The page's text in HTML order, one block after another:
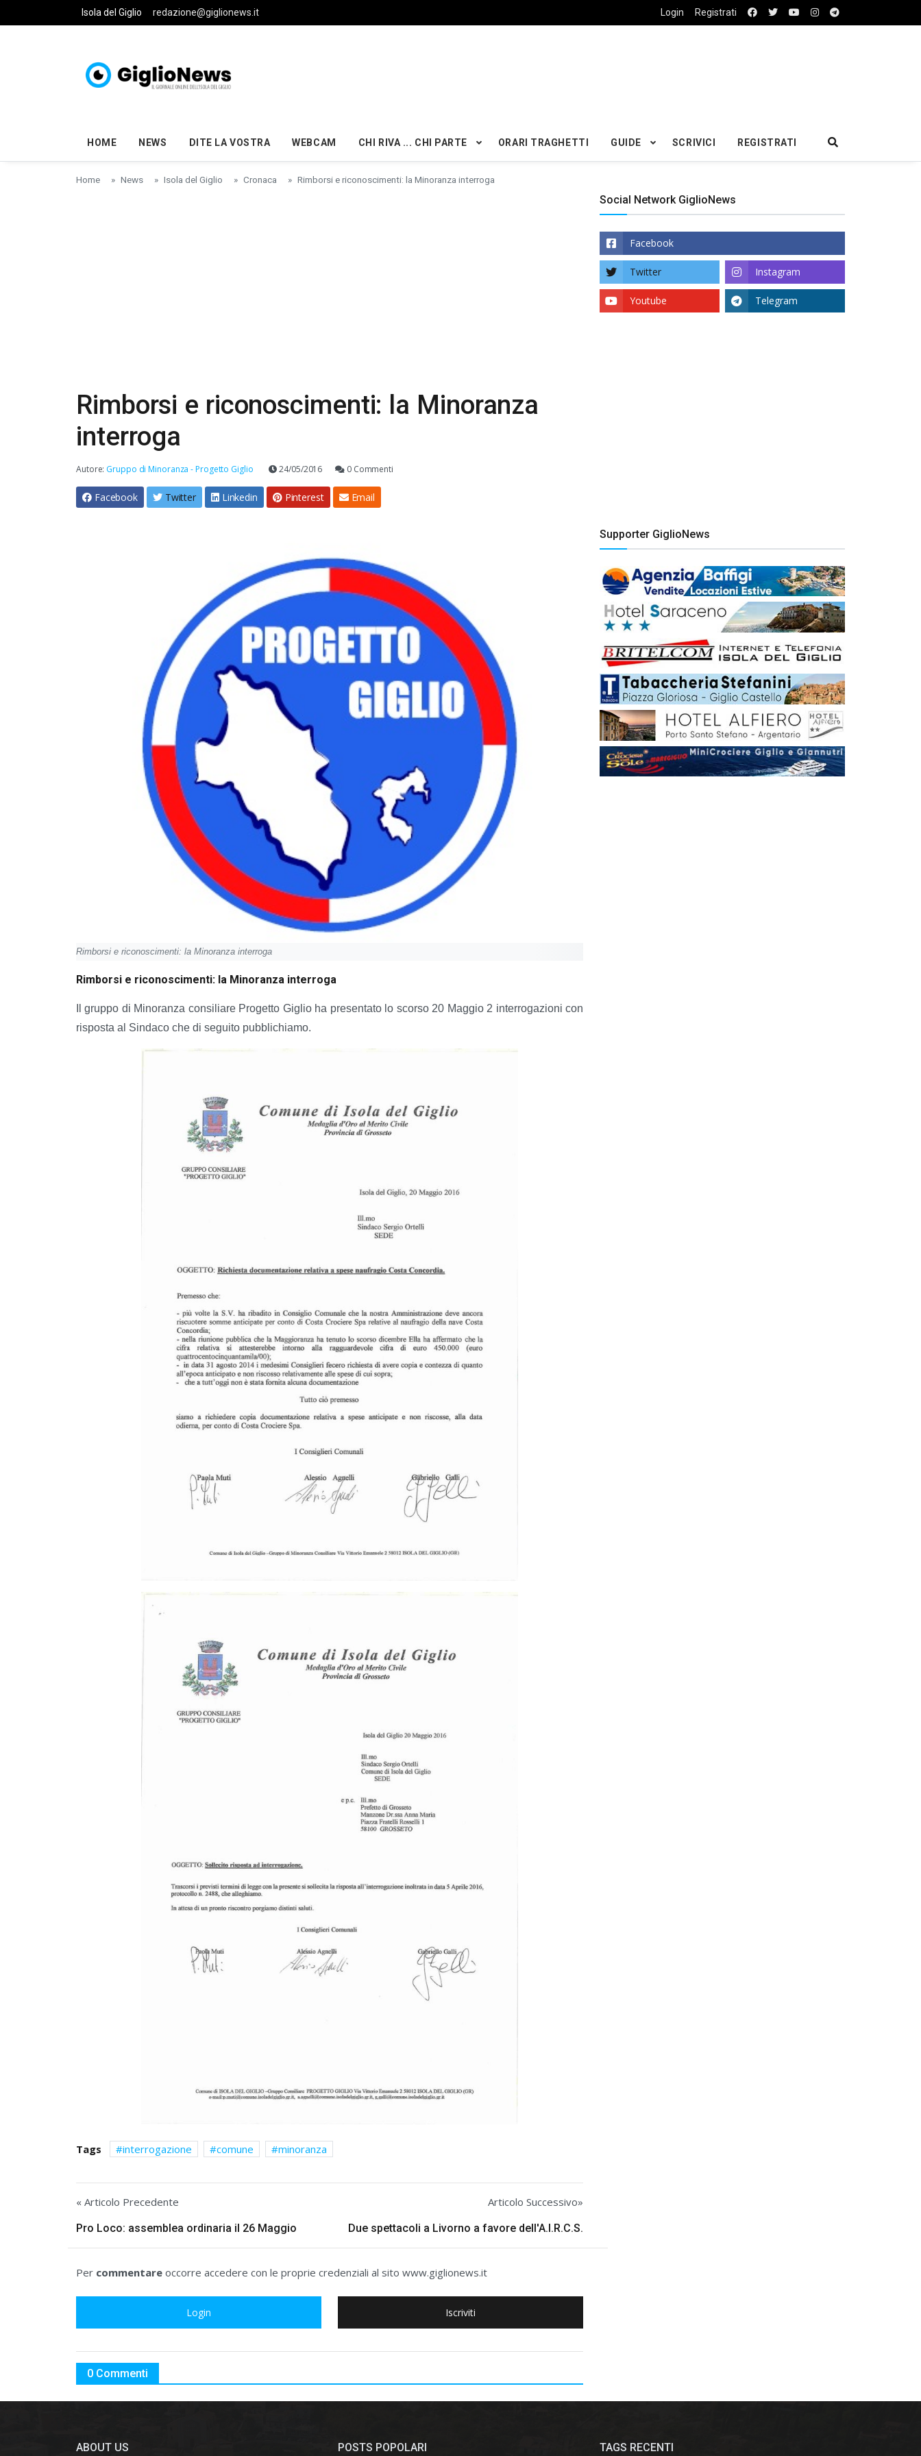
Skip to main content
Isola del Giglio redazione@giglionews.it Login Registrati
HOME NEWS DITE LA VOSTRA WEBCAM CHI RIVA ... CHI PARTE ORARI TRAGHETTI GUIDE SCRIVICI REGISTRATI
Home News Isola del Giglio Cronaca Rimborsi e riconoscimenti: la Minoranza interroga
Rimborsi e riconoscimenti: la Minoranza
interroga
Autore: Gruppo di Minoranza - Progetto Giglio 24/05/2016 0 Commenti
Facebook Twitter Linkedin Pinterest Email
Rimborsi e riconoscimenti: la Minoranza interroga
Rimborsi e riconoscimenti: la Minoranza interroga
Il gruppo di Minoranza consiliare Progetto Giglio ha presentato lo scorso 20 Maggio 2 interrogazioni con
risposta al Sindaco che di seguito pubblichiamo.
Tags interrogazione comune minoranza
« Articolo Precedente
Pro Loco: assemblea ordinaria il 26 Maggio
Articolo Successivo»
Due spettacoli a Livorno a favore dell'A.I.R.C.S.
Per commentare occorre accedere con le proprie credenziali al sito www.giglionews.it
Login Iscriviti
0 Commenti
Social Network GiglioNews
Facebook
Twitter Instagram
Youtube Telegram
Supporter GiglioNews
ABOUT US POSTS POPOLARI TAGS RECENTI